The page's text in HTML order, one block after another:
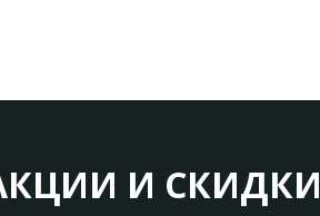
И СКИДКИ